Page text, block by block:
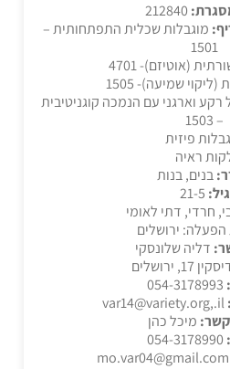
מוגבלות שכלית התפתחותית –
1501
(אוטיזם)- 4701
שמיעה)- 1505
וארגני עם הנמכה קוגניטיבית
– 1503
פיזית
ראיה
בנים, בנות
גיל: 21-5
חרדי, דתי לאומי
ירושלים
דליה שלונסקי
17, ירושלים
var14@variety.org,.il
מיכל כהן
054-3178990